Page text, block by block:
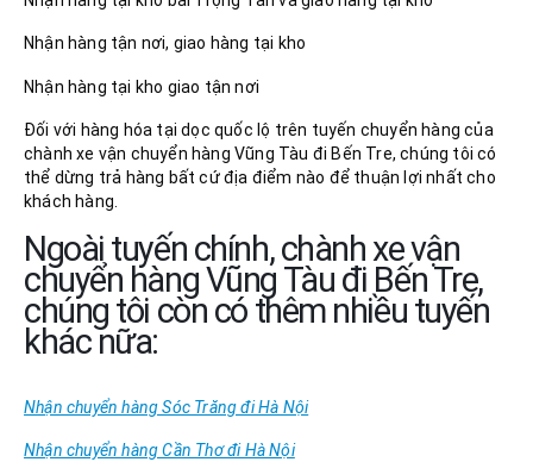
Nhận hàng tận nơi, giao hàng tại kho
Nhận hàng tại kho giao tận nơi
Đối với hàng hóa tại dọc quốc lộ trên tuyến chuyển hàng của
chành xe vận chuyển hàng Vũng Tàu đi Bến Tre, chúng tôi có
thể dừng trả hàng bất cứ địa điểm nào để thuận lợi nhất cho
khách hàng.
Ngoài tuyến chính, chành xe vận
chuyển hàng Vũng Tàu đi Bến Tre,
chúng tôi còn có thêm nhiều tuyến
khác nữa:
Nhận chuyển hàng Sóc Trăng đi Hà Nội
Nhận chuyển hàng Cần Thơ đi Hà Nội